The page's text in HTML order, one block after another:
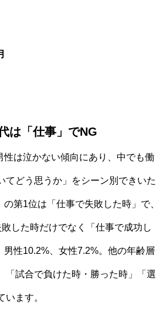
は「仕事」でNG
は泣かない傾向にあり、中でも働
てどう思うか」をシーン別できいた
第1位は「仕事で失敗した時」で、
した時だけでなく「仕事で成功し
性10.2%、女性7.2%。他の年齢層
「試合で負けた時・勝った時」「選
ます。